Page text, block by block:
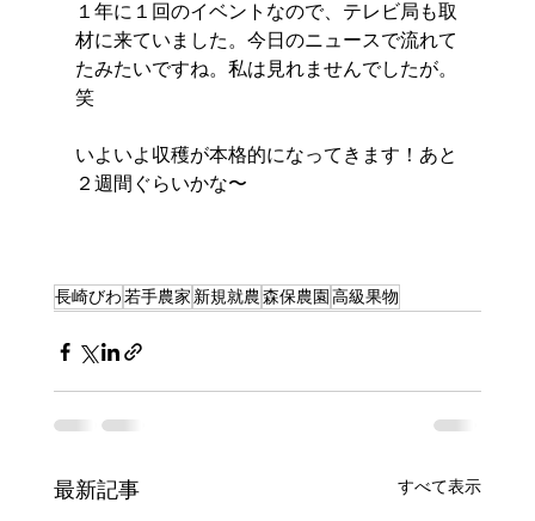
１年に１回のイベントなので、テレビ局も取
材に来ていました。今日のニュースで流れて
たみたいですね。私は見れませんでしたが。
笑
いよいよ収穫が本格的になってきます！あと
２週間ぐらいかな〜
長崎びわ若手農家 新規就農森保農園 高級果物
最新記事 すべて表示